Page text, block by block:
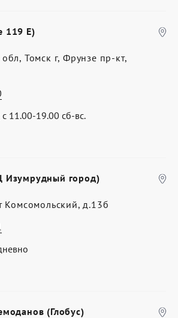
119 Е)
Томск г, Фрунзе пр-кт,
11.00-19.00 сб-вс.
Изумрудный город)
Комсомольский, д.13б
(Глобус)